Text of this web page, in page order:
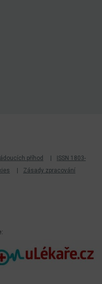
příhod
ISSN 1803-
Zásady zpracování